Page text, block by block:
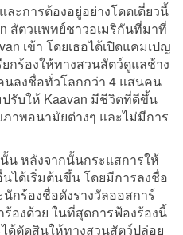
ะการต้องอยู่อย่างโดดเดี่ยวนี้
สัตวแพทย์ชาวอเมริกันที่มาที่
เข้า โดยเธอได้เปิดแคมเปญ
ยกร้องให้ทางสวนสัตว์ดูแลช้าง
ลงชื่อทั่วโลกกว่า 4 แสนคน
รับให้ Kaavan มีชีวิตที่ดีขึ้น
าพอนามัยต่างๆ และไม่มีการ
น หลังจากนั้นกระแสการให้
ได้เริ่มต้นขึ้น โดยมีการลงชื่อ
กร้องชื่อดังรางวัลออสการ์
ร้องด้วย ในที่สุดการฟ้องร้องนี้
ด้ตัดสินให้ทางสวนสัตว์ปล่อย